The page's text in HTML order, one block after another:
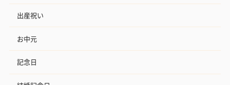
出産祝い
お中元
記念日